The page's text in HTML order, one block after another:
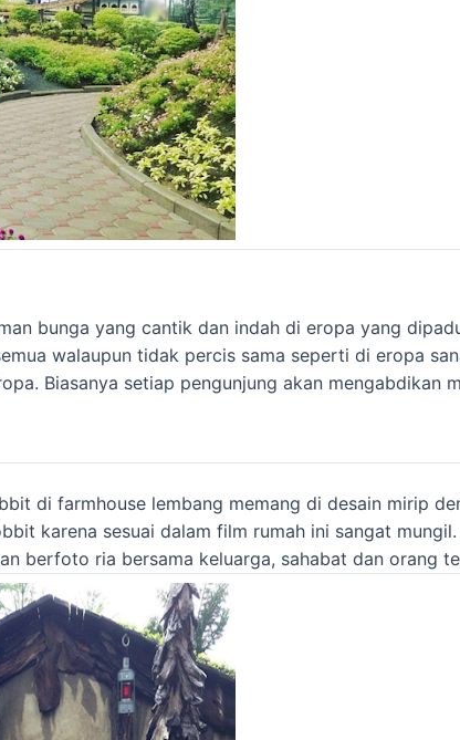
bunga yang cantik dan indah di eropa yang
walaupun tidak percis sama seperti di eropa
Biasanya setiap pengunjung akan mengabdikan
di farmhouse lembang memang di desain mirip
karena sesuai dalam film rumah ini sangat
berfoto ria bersama keluarga, sahabat dan orang